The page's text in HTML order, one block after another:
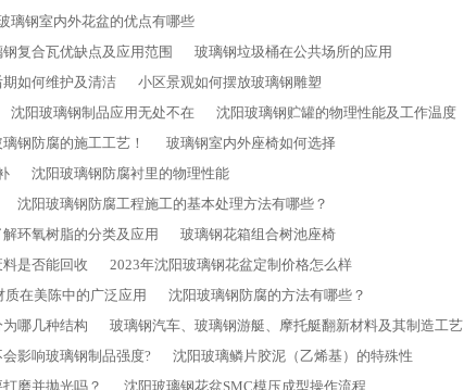
璃钢室内外花盆的优点有哪些
钢复合瓦优缺点及应用范围
玻璃钢垃圾桶在公共场所的应用
如何维护及清洁
小区景观如何摆放玻璃钢雕塑
沈阳玻璃钢制品应用无处不在
沈阳玻璃钢贮罐的物理性能及工作温度
钢防腐的施工工艺！
玻璃钢室内外座椅如何选择
沈阳玻璃钢防腐衬里的物理性能
沈阳玻璃钢防腐工程施工的基本处理方法有哪些？
环氧树脂的分类及应用
玻璃钢花箱组合树池座椅
是否能回收
2023年沈阳玻璃钢花盆定制价格怎么样
质在美陈中的广泛应用
沈阳玻璃钢防腐的方法有哪些？
哪几种结构
玻璃钢汽车、玻璃钢游艇、摩托艇翻新材料及其制造工艺
影响玻璃钢制品强度?
沈阳玻璃鳞片胶泥（乙烯基）的特殊性
磨并抛光吗？ 沈阳玻璃钢花盆SMC模压成型操作流程